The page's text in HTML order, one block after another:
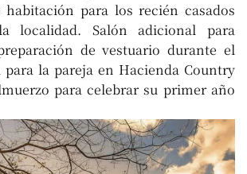
habitación para los recién casados
localidad. Salón adicional para
de vestuario durante el
para la pareja en Hacienda Country
para celebrar su primer año